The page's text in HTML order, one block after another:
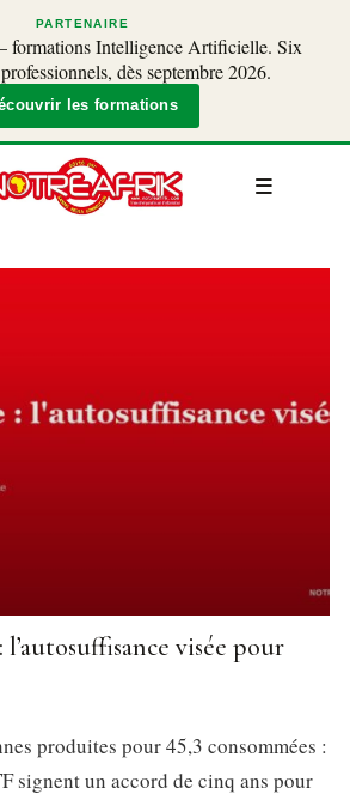
PARTENAIRE
Intelligence Artificielle. Six
dès septembre 2026.
les formations
visée pour
produites pour 45,3 consommées :
signent un accord de cinq ans pour